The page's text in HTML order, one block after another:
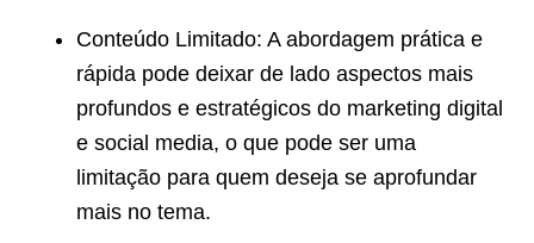
Conteúdo Limitado: A abordagem prática e
rápida pode deixar de lado aspectos mais
profundos e estratégicos do marketing digital
e social media, o que pode ser uma
limitação para quem deseja se aprofundar
mais no tema.